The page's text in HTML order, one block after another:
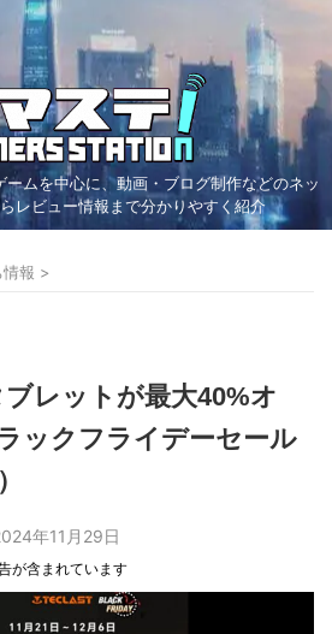
ムを中心に、動画・ブログ制作などのネッ
レビュー情報まで分かりやすく紹介
報 >
レットが最大40%オ
ックフライデーセール
年11月29日
が含まれています